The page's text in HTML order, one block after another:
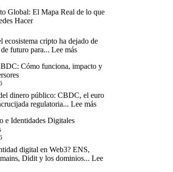
Global: El Mapa Real de lo que
Hacer
ecosistema cripto ha dejado de
de futuro para...Lee más:
Cripto
Mapa
Real
y
No
Puedes
Cómo funciona, impacto y
dinero público: CBDC, el euro
regulatoria...Lee más:
funciona,
e Identidades Digitales
digital en Web3? ENS,
Didit y los dominios...Lee